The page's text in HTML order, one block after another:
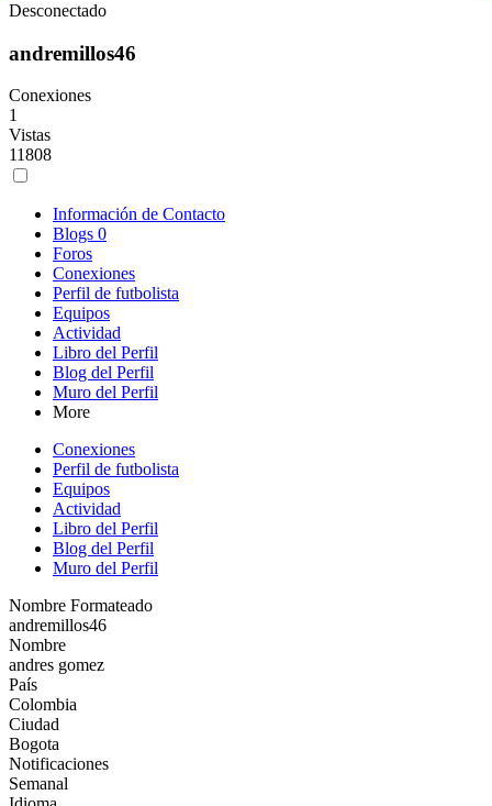
Desconectado
andremillos46
Conexiones
1
Vistas
11808
Información de Contacto
Blogs 0
Foros
Conexiones
Perfil de futbolista
Equipos
Actividad
Libro del Perfil
Blog del Perfil
Muro del Perfil
More
Conexiones
Perfil de futbolista
Equipos
Actividad
Libro del Perfil
Blog del Perfil
Muro del Perfil
Nombre Formateado
andremillos46
Nombre
andres gomez
País
Colombia
Ciudad
Bogota
Notificaciones
Semanal